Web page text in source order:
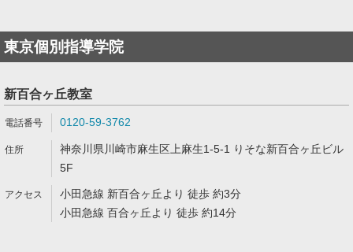
東京個別指導学院
新百合ヶ丘教室
0120-59-3762
神奈川県川崎市麻生区上麻生1-5-1 りそな新百合ヶ丘ビル
5F
小田急線 新百合ヶ丘より 徒歩 約3分
小田急線 百合ヶ丘より 徒歩 約14分